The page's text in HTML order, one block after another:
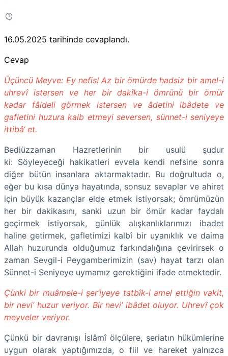
16.05.2025 tarihinde cevaplandı.
Cevap
Üçüncü Meyve: Ey nefis! Az bir ömürde hadsiz bir amel-i
uhrevî istersen ve her bir dakîka-i ömrünü bir ömür
kadar fâideli görmek istersen ve âdetini ibâdete ve
gafletini huzura kalb etmeyi seversen, sünnet-i seniyeye
ittibâ‘ et.
Bediüzzaman Hazretlerinin bir usulü şudur
ki: Söyleyeceği hakikatleri evvela kendi nefsine sonra
diğer bütün insanlara aktarmaktadır. Bu doğrultuda o,
eğer bu kısa dünya hayatında, sonsuz sevaplar ve ahiret
için büyük kazançlar elde etmek istiyorsak; ömrümüzün
her bir dakikasını, sanki uzun bir ömür kadar faydalı
geçirmek istiyorsak, günlük alışkanlıklarımızı ibadet
haline getirmek, gafletimizi kalbî bir uyanıklık ve daima
Allah huzurunda olduğumuz farkındalığına çevirirsek o
zaman Sevgil-i Peygamberimizin (sav) hayat tarzı olan
Sünnet-i Seniyeye uymamız gerektiğini ifade etmektedir.
Çünki bir muâmele-i şer‘iyeye tatbîk-i amel ettiğin vakit,
bir nevi‘ huzur veriyor. Bir nevi‘ ibâdet oluyor. Uhrevî çok
meyveler veriyor.
Çünkü bir davranışı İslâmî ölçülere, şeriatın hükümlerine
uygun olarak yaptığımızda, o fiil ve hareket yalnızca